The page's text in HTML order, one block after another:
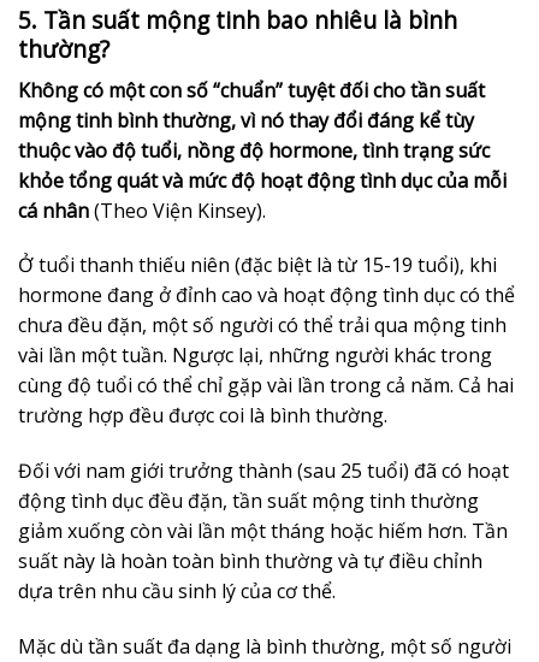
5. Tần suất mộng tinh bao nhiêu là bình
thường?
Không có một con số “chuẩn” tuyệt đối cho tần suất
mộng tinh bình thường, vì nó thay đổi đáng kể tùy
thuộc vào độ tuổi, nồng độ hormone, tình trạng sức
khỏe tổng quát và mức độ hoạt động tình dục của mỗi
cá nhân(Theo Viện Kinsey).
Ở tuổi thanh thiếu niên (đặc biệt là từ 15-19 tuổi), khi
hormone đang ở đỉnh cao và hoạt động tình dục có thể
chưa đều đặn, một số người có thể trải qua mộng tinh
vài lần một tuần. Ngược lại, những người khác trong
cùng độ tuổi có thể chỉ gặp vài lần trong cả năm. Cả hai
trường hợp đều được coi là bình thường.
Đối với nam giới trưởng thành (sau 25 tuổi) đã có hoạt
động tình dục đều đặn, tần suất mộng tinh thường
giảm xuống còn vài lần một tháng hoặc hiếm hơn. Tần
suất này là hoàn toàn bình thường và tự điều chỉnh
dựa trên nhu cầu sinh lý của cơ thể.
Mặc dù tần suất đa dạng là bình thường, một số người